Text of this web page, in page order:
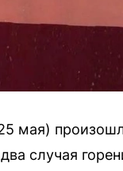
мая)
случая